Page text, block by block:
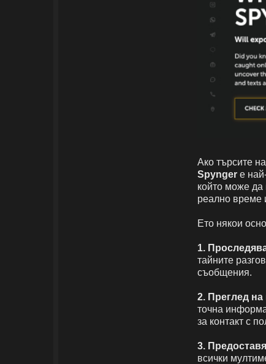
Ако търсите
Spynger е
който може да
реално време
Ето някои
1.
тайните
съобщения.
2. Преглед
точна
за контакт с
3.
всички